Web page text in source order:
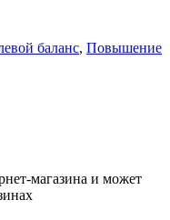
баланс, Повышение
магазина и может